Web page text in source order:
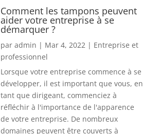
Comment les tampons peuvent
aider votre entreprise à se
démarquer ?
paradmin | Mar 4, 2022 | Entreprise et
professionnel
Lorsque votre entreprise commence à se
développer, il est important que vous, en
tant que dirigeant, commenciez à
réfléchir à l'importance de l'apparence
de votre entreprise. De nombreux
domaines peuvent être couverts à